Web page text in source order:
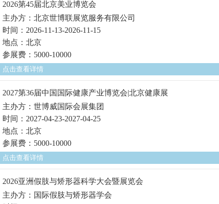
2026第45届北京美业博览会
主办方：北京世博联展览服务有限公司
时间：2026-11-13-2026-11-15
地点：北京
参展费：5000-10000
点击查看详情
2027第36届中国国际健康产业博览会|北京健康展
主办方：世博威国际会展集团
时间：2027-04-23-2027-04-25
地点：北京
参展费：5000-10000
点击查看详情
2026亚洲假肢与矫形器科学大会暨展览会
主办方：国际假肢与矫形器学会